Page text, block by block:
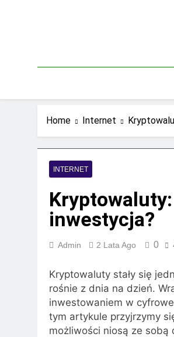
Home Internet
INTERNET
inwestycja?
Admin 2 Lata Ago 0
Kryptowaluty stały się
rośnie z dnia na dzień.
inwestowaniem w
tym artykule przyjrzymy
możliwości niosą ze sobą